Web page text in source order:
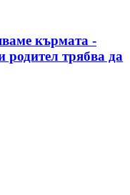
кърмата -
родител трябва да